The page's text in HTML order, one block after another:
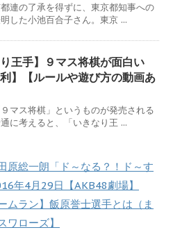
連の了承を得ずに、東京都知事への
した小池百合子さん。東京 ...
り王手】９マス将棋が面白い
利】【ルールや遊び方の動画あ
マス将棋」というものが発売される
に考えると、「いきなり王 ...
原総一朗「ド～なる？！ド～す
年4月29日【AKB48劇場】
ムラン】飯原誉士選手とは（ま
ワローズ】